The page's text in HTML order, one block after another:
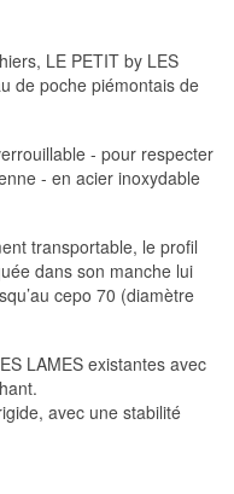
LE PETIT by LES
de poche piémontais de
- pour respecter
- en acier inoxydable
transportable, le profil
dans son manche lui
cepo 70 (diamètre
LAMES existantes avec
avec une stabilité